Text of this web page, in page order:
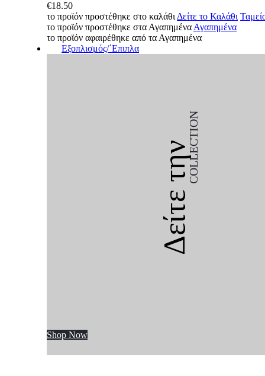
€18.50
το προϊόν προστέθηκε στο καλάθι Δείτε το Καλάθι
το προϊόν προστέθηκε στα Αγαπημένα Αγαπημένα
το προϊόν αφαιρέθηκε από τα Αγαπημένα
Εξοπλισμός/΄Επιπλα
Δείτε τηνCOLLECTION
Shop Now